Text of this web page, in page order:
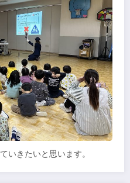
いきたいと思います。